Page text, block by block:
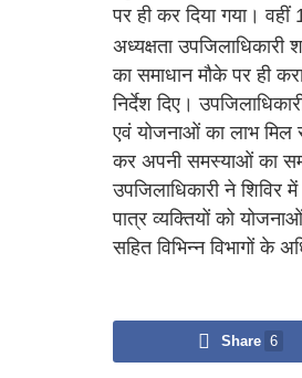
पर ही कर दिया गया। वहीं
अध्यक्षता उपजिलाधिकारी
का समाधान मौके पर ही
निर्देश दिए।
एवं योजनाओं का लाभ मिल
कर अपनी समस्याओं का
उपजिलाधिकारी ने शिविर में
पात्र व्यक्तियों को
सहित विभिन्न विभागों के
Share 6